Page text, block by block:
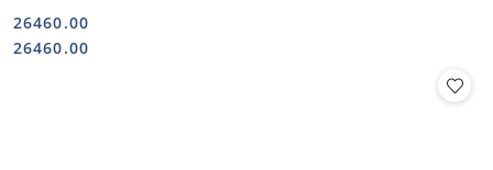
Cena:
26460.00
Cena:
26460.00